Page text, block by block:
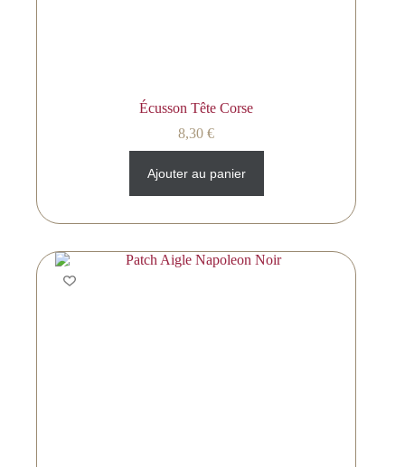
Écusson Tête Corse
8,30€
Ajouter au panier